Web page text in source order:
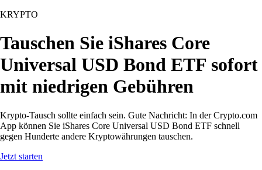
KRYPTO
Tauschen Sie iShares Core
Universal USD Bond ETF sofort
mit niedrigen Gebühren
Krypto-Tausch sollte einfach sein. Gute Nachricht: In der Crypto.com
App können Sie iShares Core Universal USD Bond ETF schnell
gegen Hunderte andere Kryptowährungen tauschen.
Jetzt starten